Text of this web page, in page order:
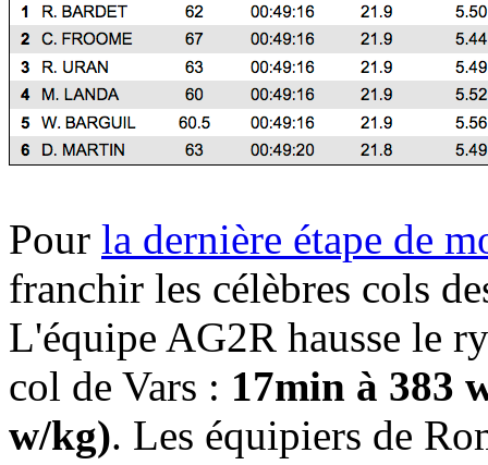
Pour la dernière étape de
franchir les célèbres cols
L'équipe AG2R hausse le
col de Vars : 17min à 383
w/kg). Les équipiers de